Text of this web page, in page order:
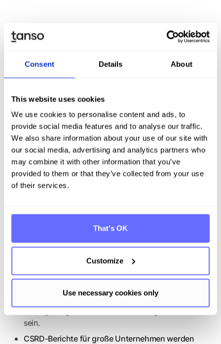
Consent Details About
This website uses cookies
We use cookies to personalise content and ads, to
provide social media features and to analyse our traffic.
We also share information about your use of our site with
our social media, advertising and analytics partners who
may combine it with other information that you’ve
provided to them or that they’ve collected from your use
of their services.
That's OK
Customize
Use necessary cookies only
CSRD in Deutschland - Was gilt es nach
Vorschlags zu beachten
verabschiedet. Die nationale Umsetzung hätte bis Juni
noch aus.
Am 26. Februar 2025 hat die Europäische Kommission
ihren Vorschlagzur Vereinfachung der
Nachhaltigkeits-Berichtspflichten veröffentlicht. Dieser
wird aktuell im EU Parlament und Rat der EU
diskutierte und soll voraussichtlich im Sommer
sich bereits jetzt auf die CSRD vorzubereiten:
spät startet, riskiert Zeitdruck & fehlerhafte Berichte.
Bereits berichtspflichtige Unternehmen empfehlen
stattdessen häufig einen Probebericht vor dem
ersten verpflichtenden Berichtsjahr, um auf
Verzögerungen in der Datenerhebung vorbereitet zu
sein.
CSRD-Berichte für große Unternehmen werden